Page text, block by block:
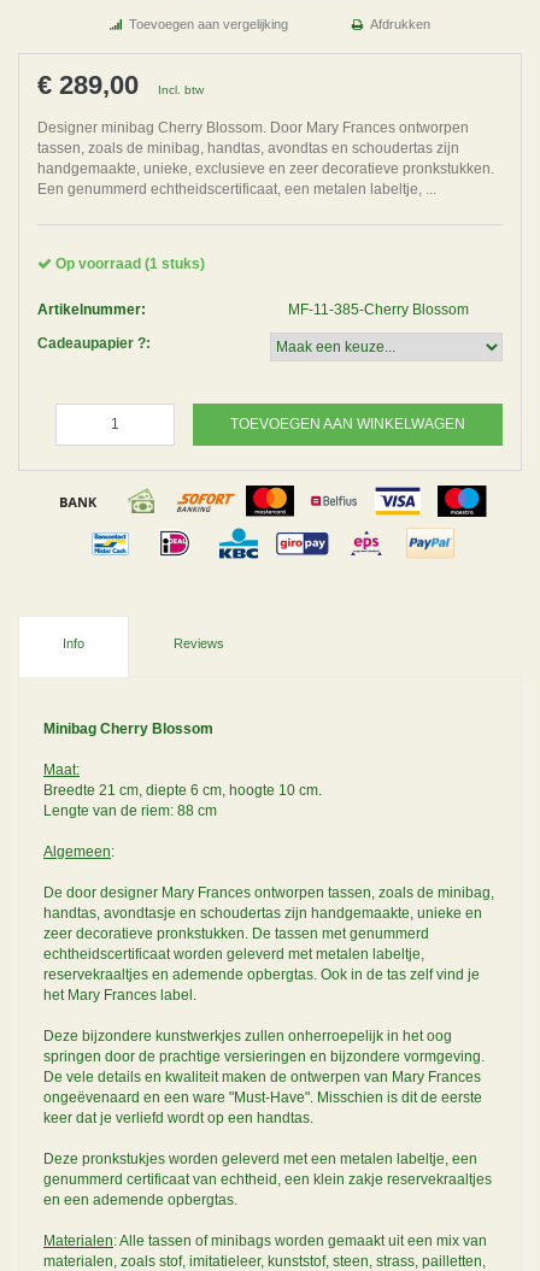
Toevoegen aan vergelijking Afdrukken
€ 289,00 Incl. btw
Designer minibag Cherry Blossom. Door Mary Frances ontworpen
tassen, zoals de minibag, handtas, avondtas en schoudertas zijn
handgemaakte, unieke, exclusieve en zeer decoratieve pronkstukken.
Een genummerd echtheidscertificaat, een metalen labeltje, ...
Op voorraad (1 stuks)
Artikelnummer:
MF-11-385-Cherry Blossom
Cadeaupapier ?:
TOEVOEGEN AAN WINKELWAGEN
Info Reviews
Minibag Cherry Blossom
Maat:
Breedte 21 cm, diepte 6 cm, hoogte 10 cm.
Lengte van de riem: 88 cm
Algemeen:
De door designer Mary Frances ontworpen tassen, zoals de minibag,
handtas, avondtasje en schoudertas zijn handgemaakte, unieke en
zeer decoratieve pronkstukken. De tassen met genummerd
echtheidscertificaat worden geleverd met metalen labeltje,
reservekraaltjes en ademende opbergtas. Ook in de tas zelf vind je
het Mary Frances label.
Deze bijzondere kunstwerkjes zullen onherroepelijk in het oog
springen door de prachtige versieringen en bijzondere vormgeving.
De vele details en kwaliteit maken de ontwerpen van Mary Frances
ongeëvenaard en een ware "Must-Have". Misschien is dit de eerste
keer dat je verliefd wordt op een handtas.
Deze pronkstukjes worden geleverd met een metalen labeltje, een
genummerd certificaat van echtheid, een klein zakje reservekraaltjes
en een ademende opbergtas.
Materialen: Alle tassen of minibags worden gemaakt uit een mix van
materialen, zoals stof, imitatieleer, kunststof, steen, strass, pailletten,